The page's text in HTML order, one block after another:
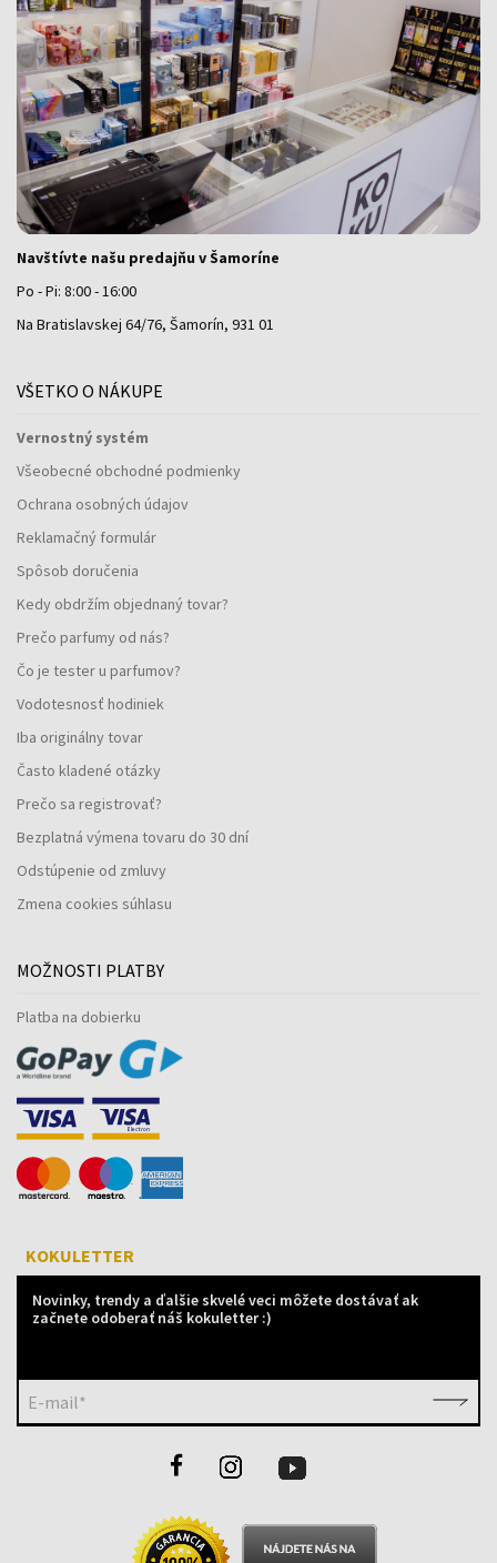
Navštívte našu predajňu v Šamoríne
Po - Pi: 8:00 - 16:00
Na Bratislavskej 64/76, Šamorín, 931 01
VŠETKO O NÁKUPE
Vernostný systém
Všeobecné obchodné podmienky
Ochrana osobných údajov
Reklamačný formulár
Spôsob doručenia
Kedy obdržím objednaný tovar?
Prečo parfumy od nás?
Čo je tester u parfumov?
Vodotesnosť hodiniek
Iba originálny tovar
Často kladené otázky
Prečo sa registrovať?
Bezplatná výmena tovaru do 30 dní
Odstúpenie od zmluvy
Zmena cookies súhlasu
MOŽNOSTI PLATBY
Platba na dobierku
KOKULETTER
Novinky, trendy a ďalšie skvelé veci môžete dostávať ak
začnete odoberať náš kokuletter :)
E-mail*